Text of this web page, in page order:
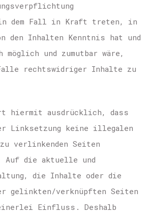
dem Fall in Kraft treten, in
den Inhalten Kenntnis hat und
und zumutbar wäre,
rechtswidriger Inhalte zu
hiermit ausdrücklich, dass
Linksetzung keine illegalen
verlinkenden Seiten
Auf die aktuelle und
die Inhalte oder die
gelinkten/verknüpften Seiten
Einfluss. Deshalb